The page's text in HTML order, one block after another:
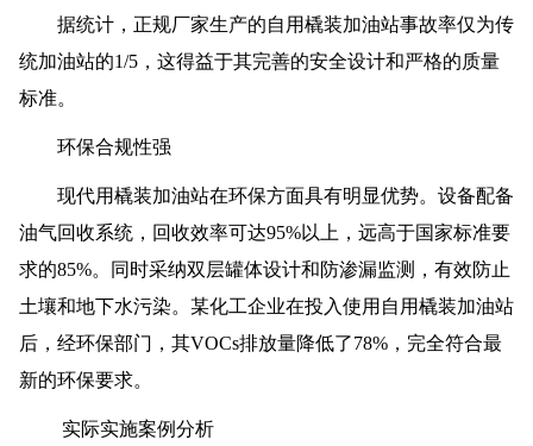
据统计，正规厂家生产的自用橇装加油站事故率仅为传
统加油站的1/5，这得益于其完善的安全设计和严格的质量
标准。
环保合规性强
现代用橇装加油站在环保方面具有明显优势。设备配备
油气回收系统，回收效率可达95%以上，远高于国家标准要
求的85%。同时采纳双层罐体设计和防渗漏监测，有效防止
土壤和地下水污染。某化工企业在投入使用自用橇装加油站
后，经环保部门，其VOCs排放量降低了78%，完全符合最
新的环保要求。
实际实施案例分析